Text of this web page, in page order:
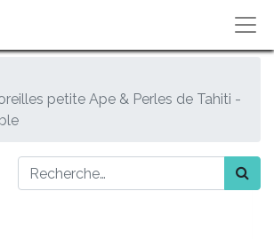
petite Ape & Perles de Tahiti -